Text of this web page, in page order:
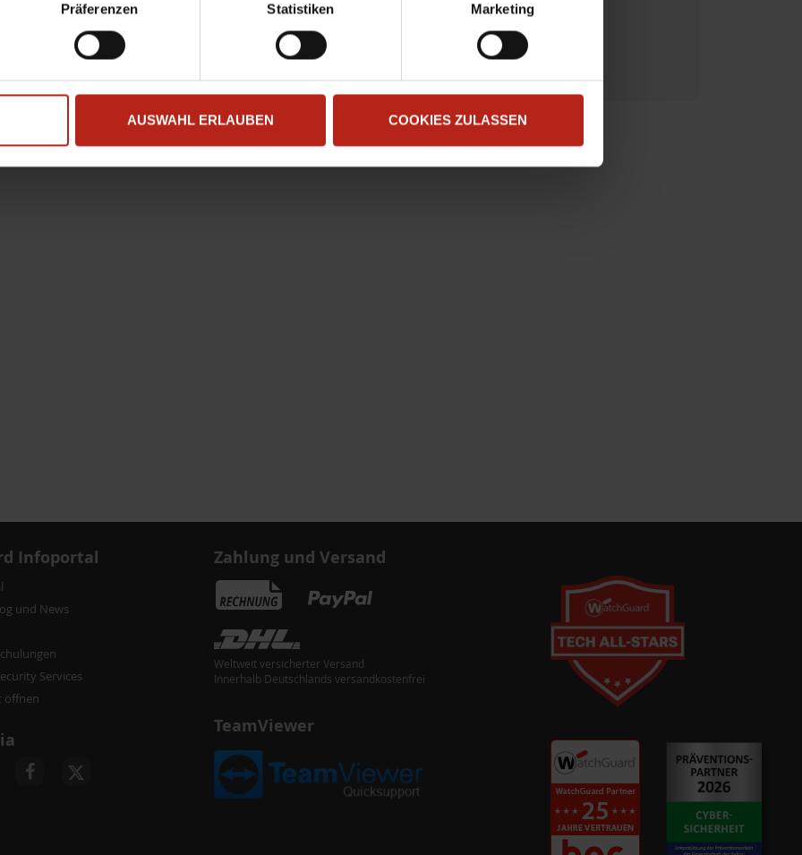
gesetzt, wenn Sie auf "Ablehnen" klicken.
Präferenzen Statistiken Marketing
AUSWAHL ERLAUBEN COOKIES ZULASSEN
Infoportal
und News
Services
öffnen
Zahlung und Versand
Weltweit versicherter Versand
Innerhalb Deutschlands versandkostenfrei
TeamViewer